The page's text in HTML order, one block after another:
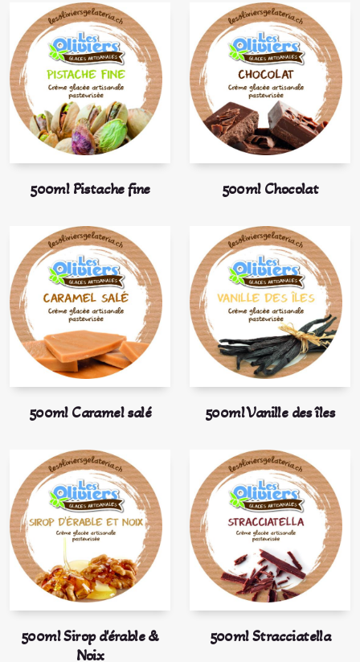
500ml Pistache fine 500ml Chocolat
500ml Caramel salé 500ml Vanille des îles
500ml Sirop d'érable &
Noix
500ml Stracciatella